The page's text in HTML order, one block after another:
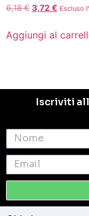
6,18€ 3,72 € Escluso
Aggiungi al
Iscriviti